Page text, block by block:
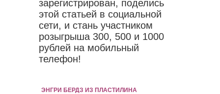
зарегистрирован, поделись
этой статьей в социальной
сети, и стань участником
розыгрыша 300, 500 и 1000
рублей на мобильный
телефон!
ЭНГРИ БЕРДЗ ИЗ ПЛАСТИЛИНА